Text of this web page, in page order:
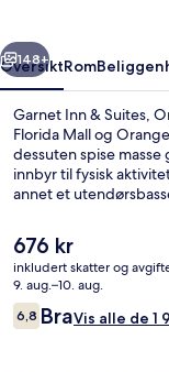
Neste
148+
OversiktRom
Garnet Inn & Suites,
Florida Mall og
dessuten spise
innbyr til fysisk
annet et
Den
nåværende
prisen
er
676 kr
676 kr
inkludert skatter og
9. aug.–10. aug.
Anmeldelser
6,86,8 av 10 –
BraVis alle de 1